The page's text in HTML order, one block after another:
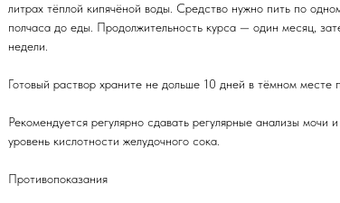
литрах тёплой кипячёной воды. Средство нужно пить по
полчаса до еды. Продолжительность курса — один месяц,
недели.
Готовый раствор храните не дольше 10 дней в тёмном месте
Рекомендуется регулярно сдавать регулярные анализы мочи
уровень кислотности желудочного сока.
Противопоказания